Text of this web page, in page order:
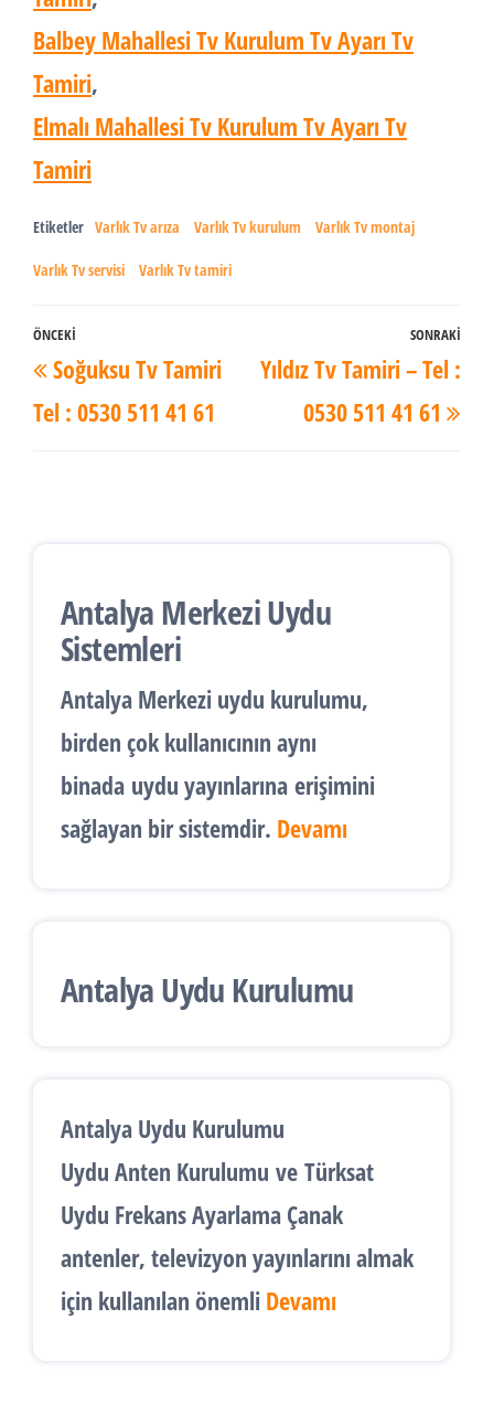
Balbey Mahallesi Tv Kurulum Tv Ayarı Tv
Tamiri,
Elmalı Mahallesi Tv Kurulum Tv Ayarı Tv
Tamiri
Etiketler Varlık Tv arıza Varlık Tv kurulum Varlık Tv montaj
Varlık Tv servisi Varlık Tv tamiri
Yazı
dolaşımı
Önceki
Yazı
ÖNCEKI
Soğuksu Tv Tamiri
Tel : 0530 511 41 61
SONRAKI
Yıldız Tv Tamiri – Tel :
0530 511 41 61
Antalya Merkezi Uydu
Sistemleri
Antalya Merkezi uydu kurulumu,
birden çok kullanıcının aynı
binada uydu yayınlarına erişimini
sağlayan bir sistemdir. Devamı
Antalya Uydu Kurulumu
Antalya Uydu Kurulumu
Uydu Anten Kurulumu ve Türksat
Uydu Frekans Ayarlama Çanak
antenler, televizyon yayınlarını almak
için kullanılan önemli Devamı